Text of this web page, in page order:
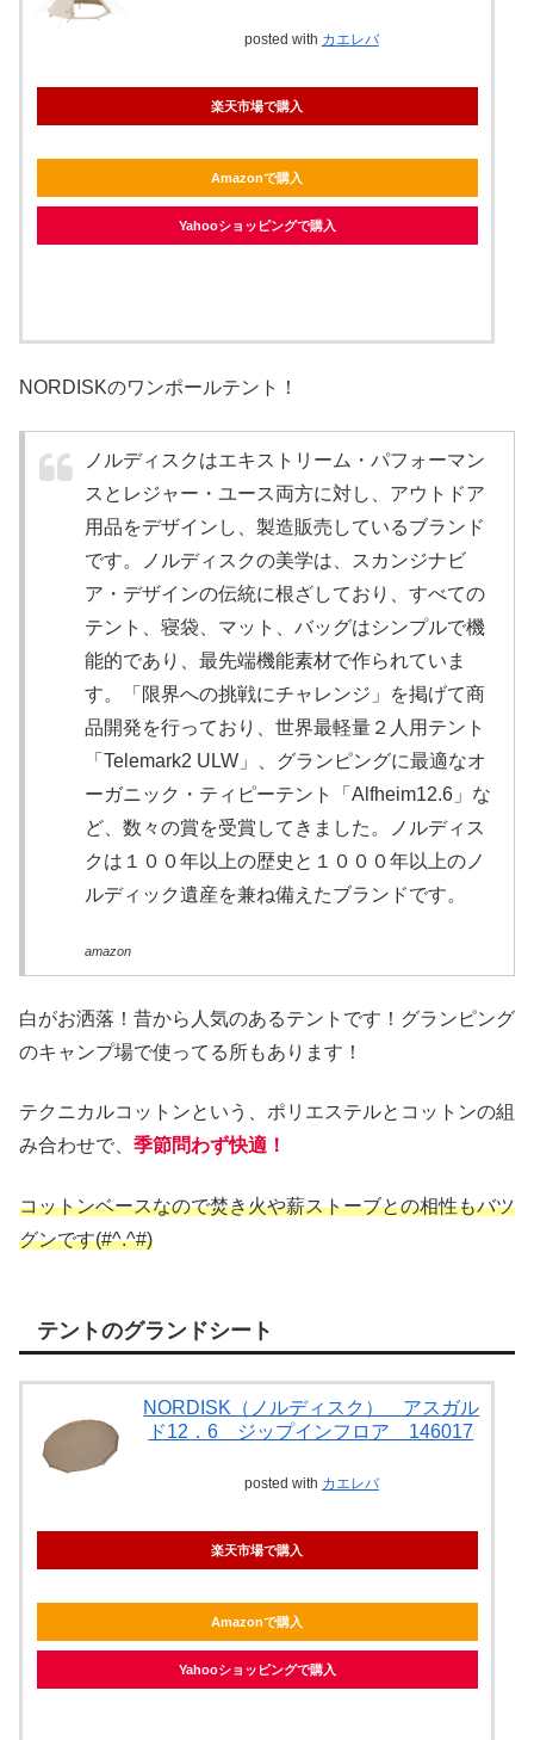
posted with カエレバ
楽天市場で購入
Amazonで購入
Yahooショッピングで購入
NORDISKのワンポールテント！
ノルディスクはエキストリーム・パフォーマン
スとレジャー・ユース両方に対し、アウトドア
用品をデザインし、製造販売しているブランド
です。ノルディスクの美学は、スカンジナビ
ア・デザインの伝統に根ざしており、すべての
テント、寝袋、マット、バッグはシンプルで機
能的であり、最先端機能素材で作られていま
す。「限界への挑戦にチャレンジ」を掲げて商
品開発を行っており、世界最軽量２人用テント
「Telemark2 ULW」、グランピングに最適なオ
ーガニック・ティピーテント「Alfheim12.6」な
ど、数々の賞を受賞してきました。ノルディス
クは１００年以上の歴史と１０００年以上のノ
ルディック遺産を兼ね備えたブランドです。
amazon
白がお洒落！昔から人気のあるテントです！グランピング
のキャンプ場で使ってる所もあります！
テクニカルコットンという、ポリエステルとコットンの組
み合わせで、 季節問わず快適！
コットンベースなので焚き火や薪ストーブとの相性もバツ
グンです(#^.^#)
テントのグランドシート
NORDISK（ノルディスク） アスガル
ド12．6 ジップインフロア 146017
posted with カエレバ
楽天市場で購入
Amazonで購入
Yahooショッピングで購入